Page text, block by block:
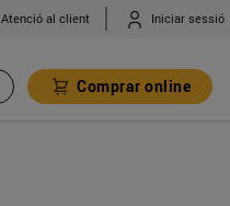
Atenció al client Iniciar sessió
Comprar online